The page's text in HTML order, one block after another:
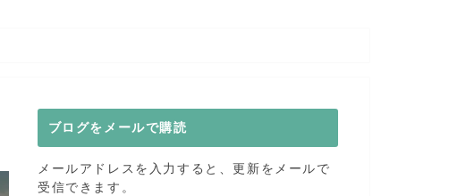
ブログをメールで購読
メールアドレスを入力すると、更新をメールで
受信できます。